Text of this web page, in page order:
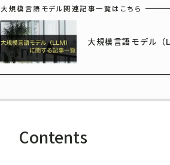
大規模言語モデル関連記事一覧はこちら
大規模言語モデル（
Contents